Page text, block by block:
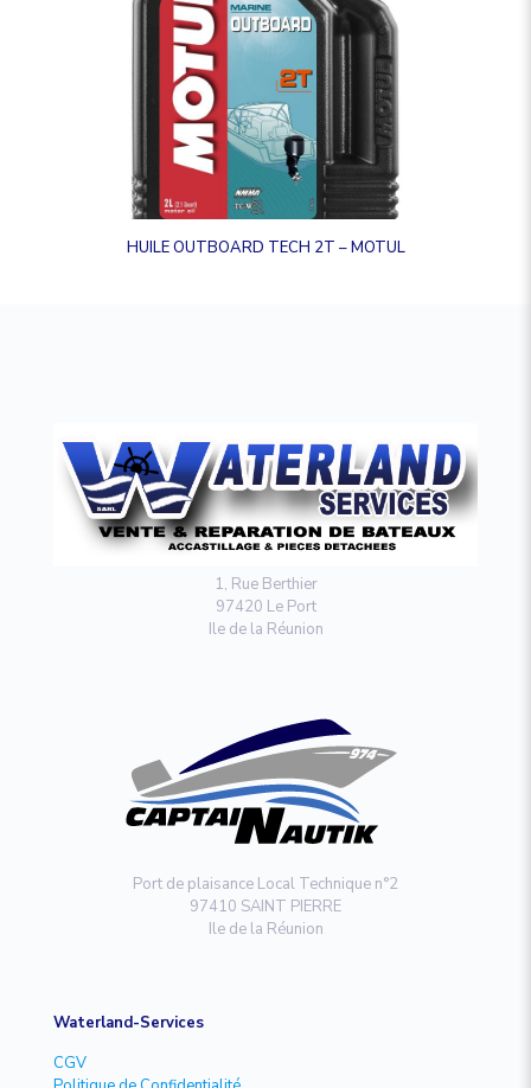
HUILE OUTBOARD TECH 2T – MOTUL
1, Rue Berthier
97420 Le Port
Ile de la Réunion
Port de plaisance Local Technique n°2
97410 SAINT PIERRE
Ile de la Réunion
Waterland-Services
CGV